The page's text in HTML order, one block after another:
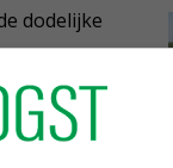
dodelijke
was